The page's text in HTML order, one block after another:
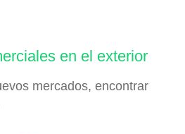
en el exterior
mercados, encontrar